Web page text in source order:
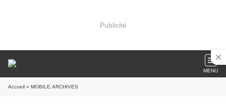
Publicité
MENU
Accueil » MOBILE.ARCHIVES